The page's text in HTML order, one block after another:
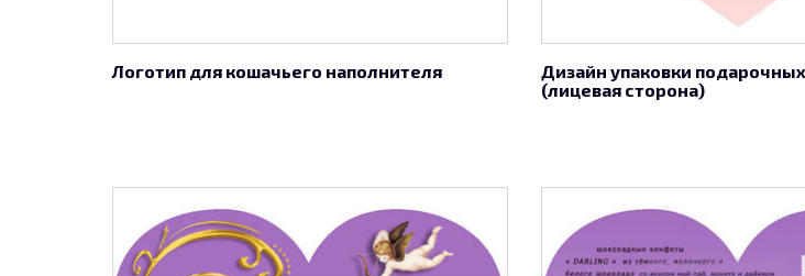
Логотип для кошачьего наполнителя
Дизайн упаковки
(лицевая сторона)